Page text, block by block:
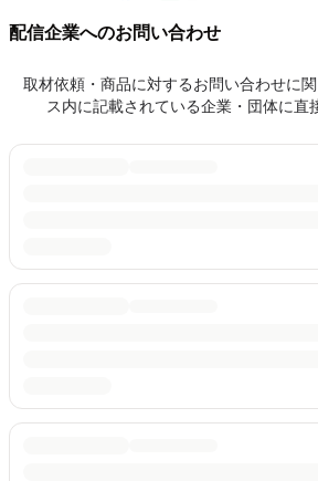
配信企業へのお問い合わせ
取材依頼・商品に対するお問い合わせに
ス内に記載されている企業・団体に直